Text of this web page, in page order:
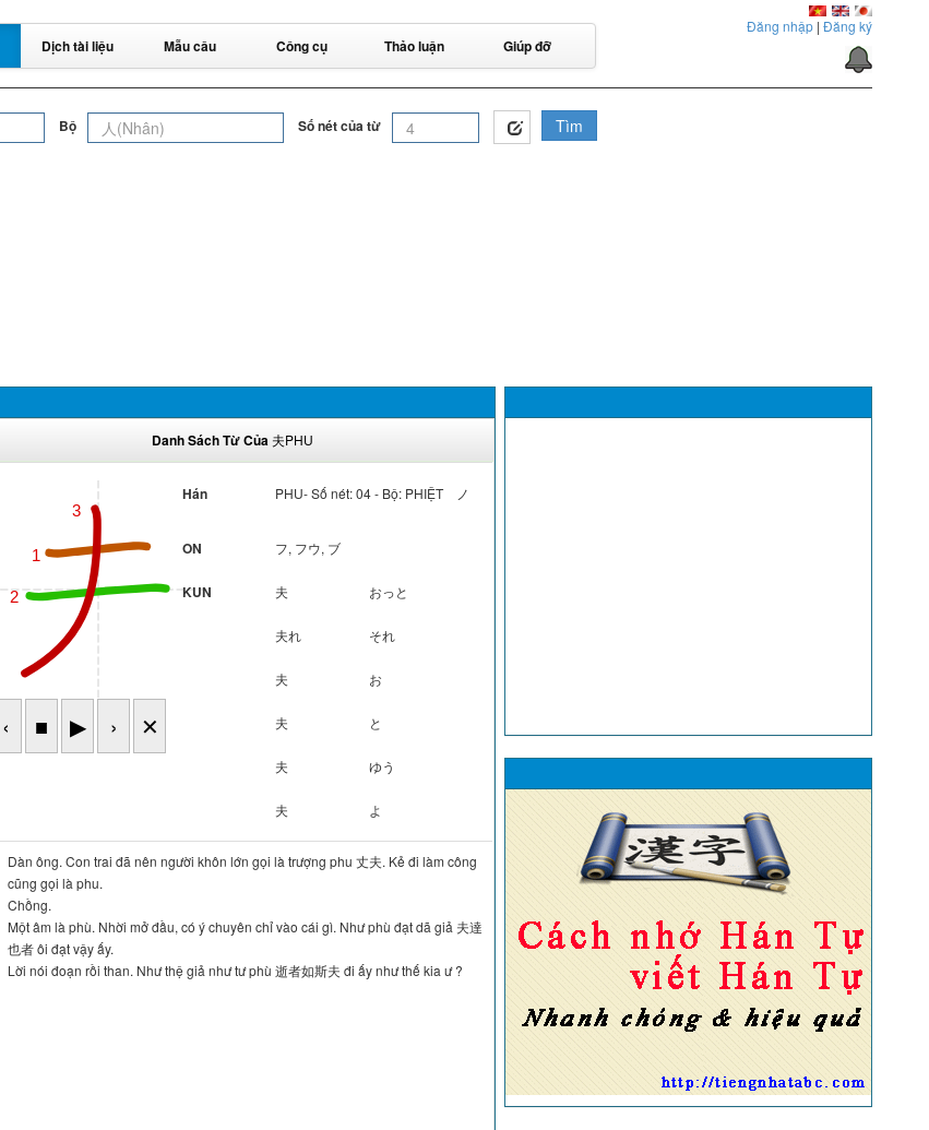
Dịch tài liệu Mẫu câu Công cụ Thảo luận Giúp đỡ
Đăng nhập | Đăng ký
Bộ Số nét của từ Tìm
Danh Sách Từ Của 夫PHU
1
2
3
‹ ■ ▶ › ✕
Hán PHU- Số nét: 04 - Bộ: PHIỆT ノ
ON フ, フウ, ブ
KUN 夫 おっと
夫れ それ
夫 お
夫 と
夫 ゆう
夫 よ
Dàn ông. Con trai đã nên người khôn lớn gọi là trượng phu 丈夫. Kẻ đi làm công
cũng gọi là phu.
Chồng.
Một âm là phù. Nhời mở đầu, có ý chuyên chỉ vào cái gì. Như phù đạt dã giả 夫達
也者 ôi đạt vậy ấy.
Lời nói đoạn rồi than. Như thệ giả như tư phù 逝者如斯夫 đi ấy như thế kia ư ?